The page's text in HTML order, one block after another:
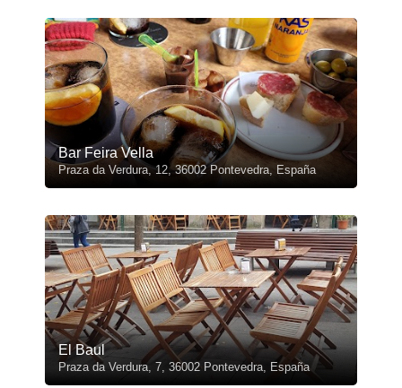
Bar Feira Vella
Praza da Verdura, 12, 36002 Pontevedra, España
El Baul
Praza da Verdura, 7, 36002 Pontevedra, España